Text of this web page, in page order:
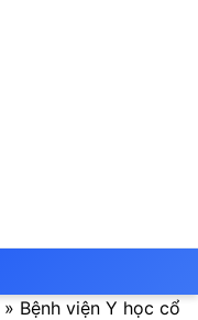
» Bệnh viện Y học cổ